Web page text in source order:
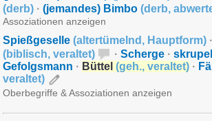
(derb) · (jemandes) Bimbo (derb,
Assoziationen anzeigen
Spießgeselle (altertümelnd , Hauptform) ·
(biblisch, veraltet) · Scherge ·
Gefolgsmann · Büttel (geh., veraltet) ·
veraltet)
Oberbegriffe & Assoziationen anzeigen